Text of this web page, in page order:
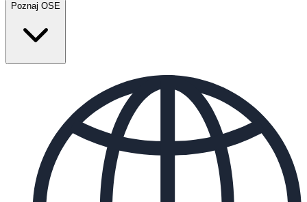
Poznaj OSE